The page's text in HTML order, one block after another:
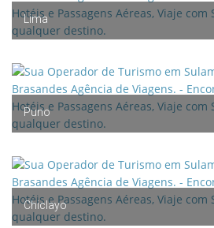
Lima
Puno
Chiclayo